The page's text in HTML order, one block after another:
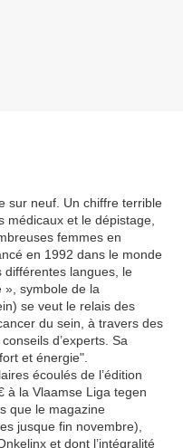
sur neuf. Un chiffre terrible
et le dépistage,
femmes en
en 1992 dans le monde
différentes langues, le
», symbole de la
se veut le relais des
du sein, à travers des
d’experts. Sa
et énergie".
écoulés de l’édition
à la Vlaamse Liga tegen
que le magazine
jusque fin novembre),
et dont l’intégralité